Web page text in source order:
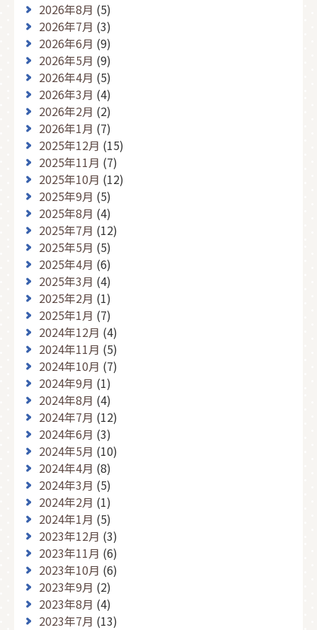
2026年8月 (5)
2026年7月 (3)
2026年6月 (9)
2026年5月 (9)
2026年4月 (5)
2026年3月 (4)
2026年2月 (2)
2026年1月 (7)
2025年12月 (15)
2025年11月 (7)
2025年10月 (12)
2025年9月 (5)
2025年8月 (4)
2025年7月 (12)
2025年5月 (5)
2025年4月 (6)
2025年3月 (4)
2025年2月 (1)
2025年1月 (7)
2024年12月 (4)
2024年11月 (5)
2024年10月 (7)
2024年9月 (1)
2024年8月 (4)
2024年7月 (12)
2024年6月 (3)
2024年5月 (10)
2024年4月 (8)
2024年3月 (5)
2024年2月 (1)
2024年1月 (5)
2023年12月 (3)
2023年11月 (6)
2023年10月 (6)
2023年9月 (2)
2023年8月 (4)
2023年7月 (13)